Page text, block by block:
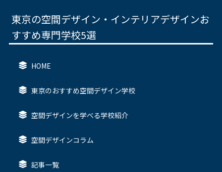
東京の空間デザイン・インテリアデザインお
すすめ専門学校5選
HOME
東京のおすすめ空間デザイン学校
空間デザインを学べる学校紹介
空間デザインコラム
記事一覧